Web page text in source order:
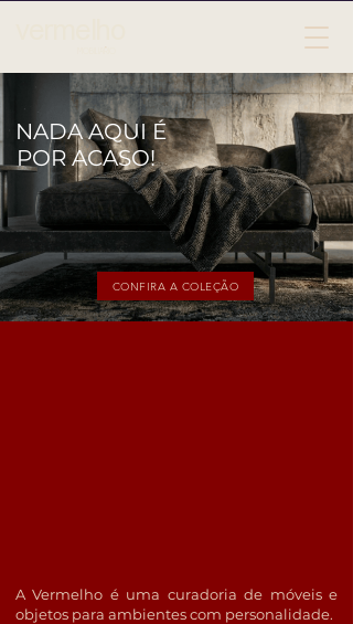
CONFIRA A COLEÇÃO
POR ACASO!
NADA AQUI É
A Vermelho é uma curadoria de móveis e
objetos para ambientes com personalidade.​